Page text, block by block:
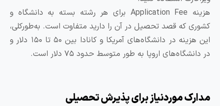
هزینه Application Fee برای هر رشته بسته به دانشگاه و
که قصد تحصیل در آن را دارید متفاوت است. به‌طورکلی،
این هزینه در دانشگاه‌های آمریکا و کانادا بین ۵۰ تا ۱۵۰ دلار و
دانشگاه‌های اروپا به طور متوسط حدود ۷۵ دلار است.
موردنیاز برای پذیرش تحصیلی